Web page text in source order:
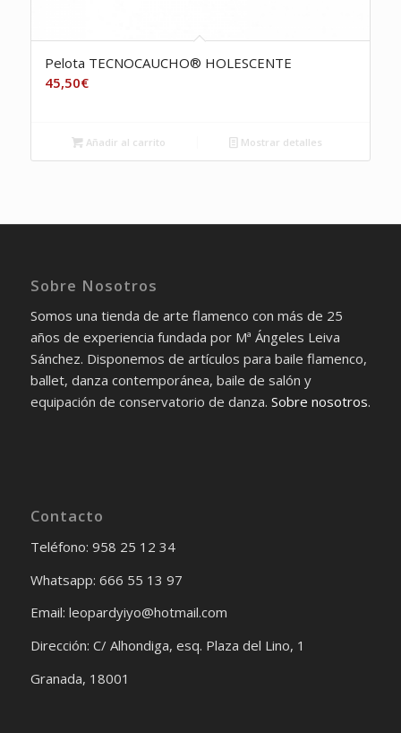
Pelota TECNOCAUCHO® HOLESCENTE
45,50€
Añadir al carrito Mostrar detalles
Sobre Nosotros
Somos una tienda de arte flamenco con más de 25
años de experiencia fundada por Mª Ángeles Leiva
Sánchez. Disponemos de artículos para baile flamenco,
ballet, danza contemporánea, baile de salón y
equipación de conservatorio de danza. Sobre nosotros.
Contacto
Teléfono: 958 25 12 34
Whatsapp: 666 55 13 97
Email: leopardyiyo@hotmail.com
Dirección: C/ Alhondiga, esq. Plaza del Lino, 1
Granada, 18001